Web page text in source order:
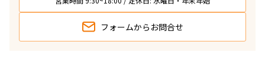
フォームから お問合せ